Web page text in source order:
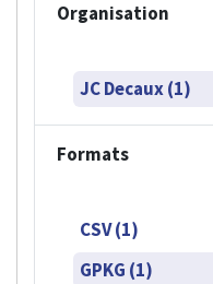
Organisation
JC Decaux (1)
Formats
CSV (1)
GPKG (1)